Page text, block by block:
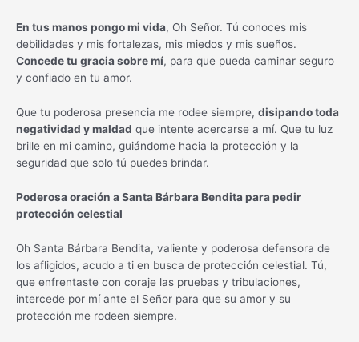
En tus manos pongo mi vida, Oh Señor. Tú conoces mis
debilidades y mis fortalezas, mis miedos y mis sueños.
Concede tu gracia sobre mí, para que pueda caminar seguro
y confiado en tu amor.
Que tu poderosa presencia me rodee siempre, disipando toda
negatividad y maldad que intente acercarse a mí. Que tu luz
brille en mi camino, guiándome hacia la protección y la
seguridad que solo tú puedes brindar.
Poderosa oración a Santa Bárbara Bendita para pedir
protección celestial
Oh Santa Bárbara Bendita, valiente y poderosa defensora de
los afligidos, acudo a ti en busca de protección celestial. Tú,
que enfrentaste con coraje las pruebas y tribulaciones,
intercede por mí ante el Señor para que su amor y su
protección me rodeen siempre.